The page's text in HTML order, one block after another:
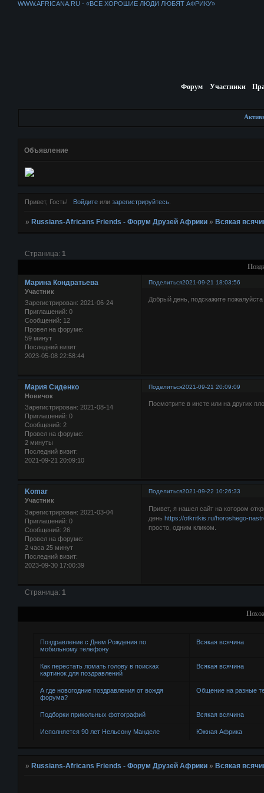
WWW.AFRICANA.RU - «ВСЕ ХОРОШИЕ ЛЮДИ ЛЮБЯТ АФРИКУ»
Форум Участники
Объявление
Привет, Гость! Войдитеили зарегистрируйтесь.
» Russians-Africans Friends - Форум Друзей Африки » Всякая
Страница: 1
Поделиться2021-09-21 18:03:56
Марина Кондратьева
Участник
Зарегистрирован: 2021-06-24
Приглашений: 0
Сообщений: 12
Провел на форуме:
59 минут
Последний визит:
2023-05-08 22:58:44
Добрый день, подскажите
Поделиться2021-09-21 20:09:09
Мария Сиденко
Новичок
Зарегистрирован: 2021-08-14
Приглашений: 0
Сообщений: 2
Провел на форуме:
2 минуты
Последний визит:
2021-09-21 20:09:10
Посмотрите в инсте или на других
Поделиться2021-09-22 10:26:33
Komar
Участник
Зарегистрирован: 2021-03-04
Приглашений: 0
Сообщений: 26
Провел на форуме:
2 часа 25 минут
Последний визит:
2023-09-30 17:00:39
Привет, я нашел сайт на котором
деньhttps://otkritkis.ru/horoshego-
просто, одним кликом.
Страница: 1
Поздравление с Днем Рождения по
мобильному телефону
Всякая всячина
Как перестать ломать голову в поисках
картинок для поздравлений
Всякая всячина
А где новогодние поздравления от вождя
форума?
Общение на разные
Подборки прикольных фотографий Всякая всячина
Исполняется 90 лет Нельсону Манделе Южная Африка
» Russians-Africans Friends - Форум Друзей Африки » Всякая